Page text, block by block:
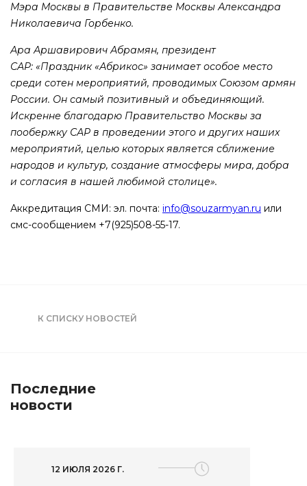
Мэра Москвы в Правительстве Москвы Александра
Николаевича Горбенко.
Ара Аршавирович Абрамян, президент
САР: «Праздник «Абрикос» занимает особое место
среди сотен мероприятий, проводимых Союзом армян
России. Он самый позитивный и объединяющий.
Искренне благодарю Правительство Москвы за
пообержку САР в проведении этого и других наших
мероприятий, целью которых является сближение
народов и культур, создание атмосферы мира, добра
и согласия в нашей любимой столице».
Аккредитация СМИ: эл. почта: info@souzarmyan.ru или
смс-сообщением +7(925)508-55-17.
К СПИСКУ НОВОСТЕЙ
Последние
новости
12 ИЮЛЯ 2026 Г.